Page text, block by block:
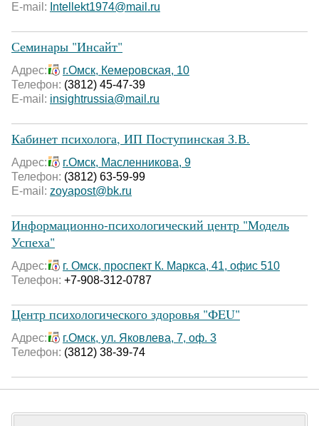
E-mail: Intellekt1974@mail.ru
Семинары "Инсайт"
Адрес:
г.Омск, Кемеровская, 10
Телефон: (3812) 45-47-39
E-mail: insightrussia@mail.ru
Кабинет психолога, ИП Поступинская З.В.
Адрес:
г.Омск, Масленникова, 9
Телефон: (3812) 63-59-99
E-mail: zoyapost@bk.ru
Информационно-психологический центр "Модель
Успеха"
Адрес:
г. Омск, проспект К. Маркса, 41, офис 510
Телефон: +7-908-312-0787
Центр психологического здоровья "ФEU"
Адрес:
г.Омск, ул. Яковлева, 7, оф. 3
Телефон: (3812) 38-39-74